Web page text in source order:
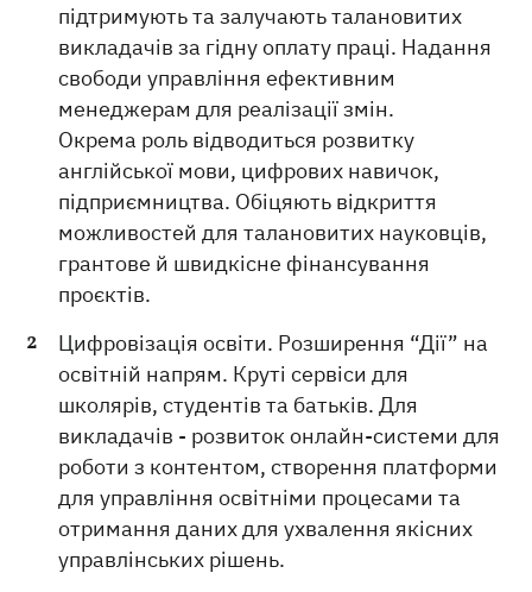
підтримують та залучають талановитих
викладачів за гідну оплату праці. Надання
свободи управління ефективним
менеджерам для реалізації змін.
Окрема роль відводиться розвитку
англійської мови, цифрових навичок,
підприємництва. Обіцяють відкриття
можливостей для талановитих науковців,
грантове й швидкісне фінансування
проєктів.
Цифровізація освіти. Розширення “Дії” на
освітній напрям. Круті сервіси для
школярів, студентів та батьків. Для
викладачів - розвиток онлайн-системи для
роботи з контентом, створення платформи
для управління освітніми процесами та
отримання даних для ухвалення якісних
управлінських рішень.